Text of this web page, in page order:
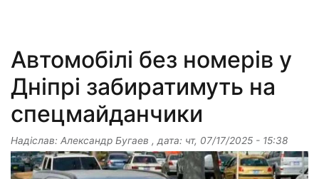
Автомобілі без номерів у
Дніпрі забиратимуть на
спецмайданчики
Надіслав: Александр Бугаев , дата: чт, 07/17/2025 - 15:38